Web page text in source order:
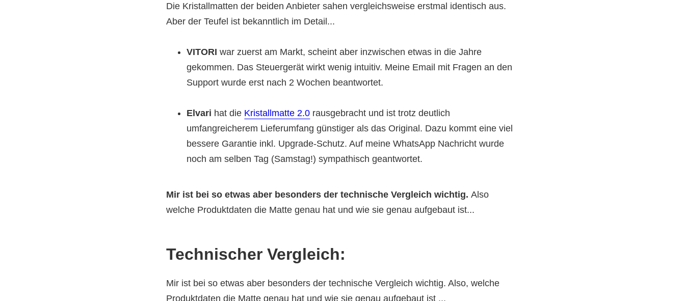
Die Kristallmatten der beiden Anbieter sahen vergleichsweise erstmal identisch aus.
Aber der Teufel ist bekanntlich im Detail...
VITORI war zuerst am Markt, scheint aber inzwischen etwas in die Jahre
gekommen. Das Steuergerät wirkt wenig intuitiv. Meine Email mit Fragen an den
Support wurde erst nach 2 Wochen beantwortet.
Elvari hat die Kristallmatte 2.0 rausgebracht und ist trotz deutlich
umfangreicherem Lieferumfang günstiger als das Original. Dazu kommt eine viel
bessere Garantie inkl. Upgrade-Schutz. Auf meine WhatsApp Nachricht wurde
noch am selben Tag (Samstag!) sympathisch geantwortet.
Mir ist bei so etwas aber besonders der technische Vergleich wichtig.Also
welche Produktdaten die Matte genau hat und wie sie genau aufgebaut ist...
Technischer Vergleich:
Mir ist bei so etwas aber besonders der technische Vergleich wichtig. Also, welche
Produktdaten die Matte genau hat und wie sie genau aufgebaut ist ...